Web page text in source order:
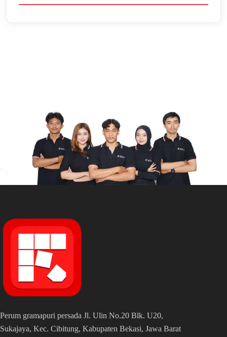
Perum gramapuri persada Jl. Ulin No.20 Blk. U20,
Sukajaya, Kec. Cibitung, Kabupaten Bekasi, Jawa Barat